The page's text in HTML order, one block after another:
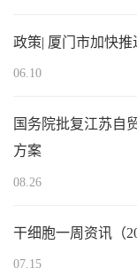
政策| 厦门市加快
06.10
国务院批复江苏自
方案
08.26
干细胞一周资讯（
07.15